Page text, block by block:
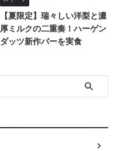
【夏限定】瑞々しい洋梨と濃
厚ミルクの二重奏！ハーゲン
ダッツ新作バーを実食